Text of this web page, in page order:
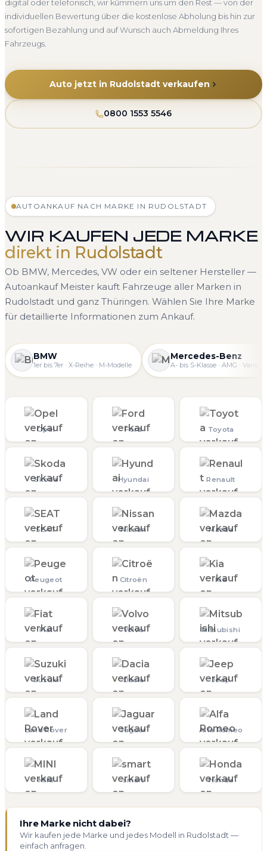
digital oder telefonisch, wir kümmern uns um den Rest — von der
individuellen Bewertung über die kostenlose Abholung bis hin zur
sofortigen Bezahlung und auf Wunsch auch Abmeldung Ihres
Fahrzeugs.
Auto jetzt in Rudolstadt verkaufen
0800 1553 5546
AUTOANKAUF NACH MARKE IN RUDOLSTADT
WIR KAUFEN JEDE MARKE
direkt in Rudolstadt
Ob BMW, Mercedes, VW oder ein seltener Hersteller —
Autoankauf Meister kauft Fahrzeuge aller Marken in
Rudolstadt und ganz Thüringen. Wählen Sie Ihre Marke
für detaillierte Informationen zum Ankauf.
BMW
1er bis 7er · X-Reihe · M-Modelle
Mercedes-Benz
A- bis S-Klasse · AMG · Vans
Opel Ford Toyota
Skoda Hyundai Renault
SEAT Nissan Mazda
Peugeot Citroën Kia
Fiat Volvo Mitsubishi
Suzuki Dacia Jeep
Land Rover Jaguar Alfa Romeo
MINI smart Honda
Ihre Marke nicht dabei?
Wir kaufen jede Marke und jedes Modell in Rudolstadt —
einfach anfragen.